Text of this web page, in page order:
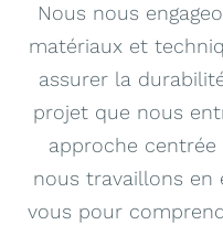
Nous nous
matériaux et
assurer la
projet que nous
approche
nous travaillons en
vous pour